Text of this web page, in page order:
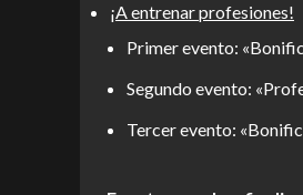
¡A entrenar profesiones!
Primer evento:
Segundo evento:
Tercer evento: